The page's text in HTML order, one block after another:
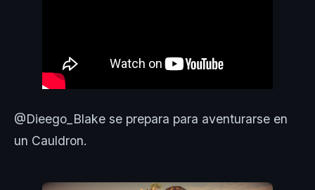
@Dieego_Blake se prepara para aventurarse en
un Cauldron.